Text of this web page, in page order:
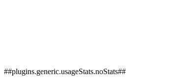
##plugins.generic.usageStats.noStats##